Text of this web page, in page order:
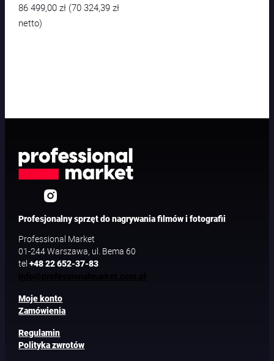
86 499,00zł (70 324,39zł
netto)
Profesjonalny sprzęt do nagrywania filmów i fotografii
Professional Market
01-244 Warszawa, ul. Bema 60
tel+48 22 652-37-83
Moje konto
Zamówienia
Regulamin
Polityka zwrotów